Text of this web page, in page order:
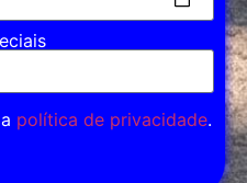
política de privacidade.